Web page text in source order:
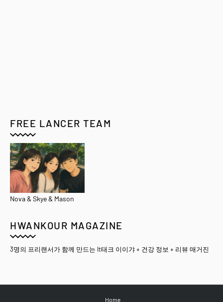
FREE LANCER TEAM
Nova & Skye & Mason
HWANKOUR MAGAZINE
3명의 프리랜서가 함께 만드는 It태크 이이갸 + 건강 정보 + 리뷰 매거진
Home